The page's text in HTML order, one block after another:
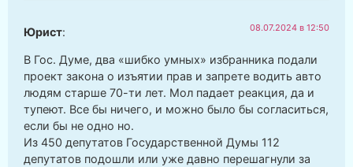
Юрист: 08.07.2024 в 12:50
В Гос. Думе, два «шибко умных» избранника подали
проект закона о изъятии прав и запрете водить авто
людям старше 70-ти лет. Мол падает реакция, да и
тупеют. Все бы ничего, и можно было бы согласиться,
если бы не одно но.
Из 450 депутатов Государственной Думы 112
депутатов подошли или уже давно перешагнули за